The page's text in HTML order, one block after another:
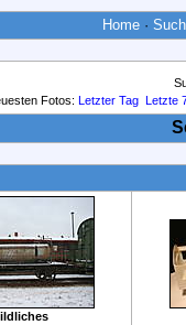
Home ·
Fotos: Letzter Tag Letzte